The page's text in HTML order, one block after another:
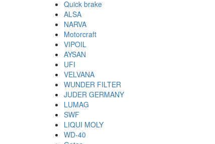
Quick brake
ALSA
NARVA
Motorcraft
VIPOIL
AYSAN
UFI
VELVANA
WUNDER FILTER
JUDER GERMANY
LUMAG
SWF
LIQUI MOLY
WD-40